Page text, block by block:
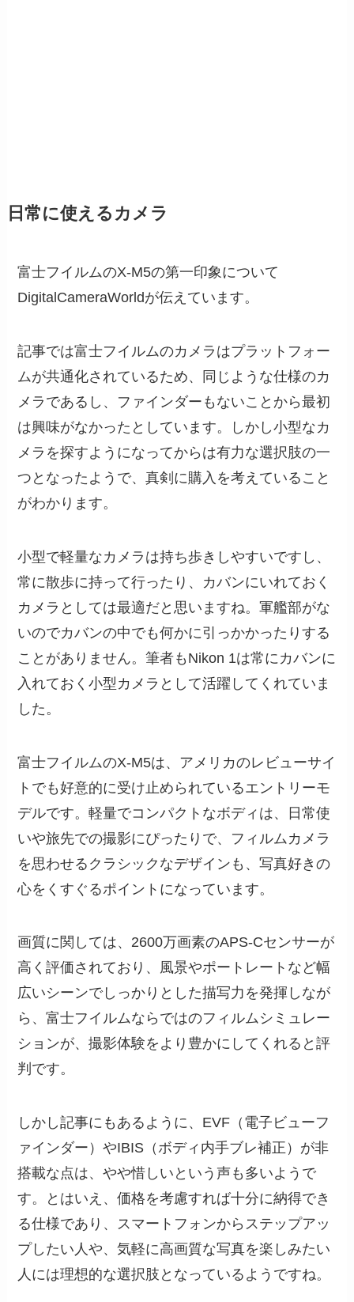
日常に使えるカメラ
富士フイルムのX-M5の第一印象について
DigitalCameraWorldが伝えています。
記事では富士フイルムのカメラはプラットフォー
ムが共通化されているため、同じような仕様のカ
メラであるし、ファインダーもないことから最初
は興味がなかったとしています。しかし小型なカ
メラを探すようになってからは有力な選択肢の一
つとなったようで、真剣に購入を考えていること
がわかります。
小型で軽量なカメラは持ち歩きしやすいですし、
常に散歩に持って行ったり、カバンにいれておく
カメラとしては最適だと思いますね。軍艦部がな
いのでカバンの中でも何かに引っかかったりする
ことがありません。筆者もNikon 1は常にカバンに
入れておく小型カメラとして活躍してくれていま
した。
富士フイルムのX-M5は、アメリカのレビューサイ
トでも好意的に受け止められているエントリーモ
デルです。軽量でコンパクトなボディは、日常使
いや旅先での撮影にぴったりで、フィルムカメラ
を思わせるクラシックなデザインも、写真好きの
心をくすぐるポイントになっています。
画質に関しては、2600万画素のAPS-Cセンサーが
高く評価されており、風景やポートレートなど幅
広いシーンでしっかりとした描写力を発揮しなが
ら、富士フイルムならではのフィルムシミュレー
ションが、撮影体験をより豊かにしてくれると評
判です。
しかし記事にもあるように、EVF（電子ビューフ
ァインダー）やIBIS（ボディ内手ブレ補正）が非
搭載な点は、やや惜しいという声も多いようで
す。とはいえ、価格を考慮すれば十分に納得でき
る仕様であり、スマートフォンからステップアッ
プしたい人や、気軽に高画質な写真を楽しみたい
人には理想的な選択肢となっているようですね。